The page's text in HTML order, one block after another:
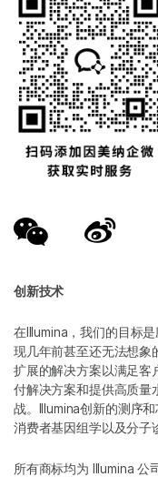
创新技术
在Illumina，我们的目标
现几年前甚至还无法想象
扩展的解决方案以满足客
付解决方案和提供高质量
战。Illumina创新的测序
消费者基因组学以及分子
所有商标均为 Illumina 公